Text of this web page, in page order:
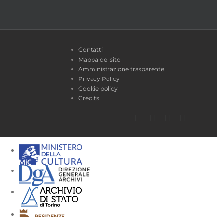
Contatti
Mappa del sito
Amministrazione trasparente
Privacy Policy
Cookie policy
Credits
Facebook
TwitterYouTube